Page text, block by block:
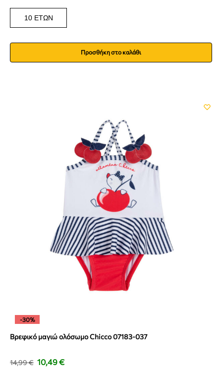
10 ΕΤΏΝ
Προσθήκη στο καλάθι
-30%
Βρεφικό μαγιώ ολόσωμο Chicco 07183-037
14,99€ 10,49€